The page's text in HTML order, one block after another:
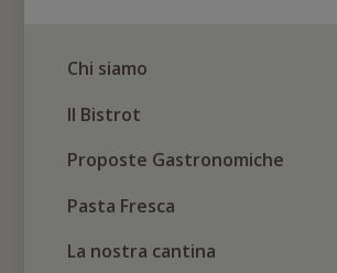
Chi siamo
Il Bistrot
Proposte Gastronomiche
Pasta Fresca
La nostra cantina